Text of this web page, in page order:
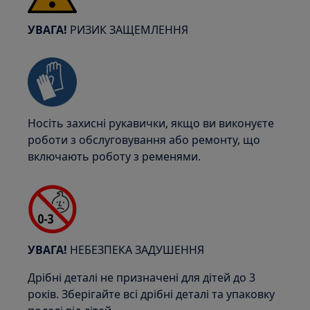
УВАГА! РИЗИК ЗАЩЕМЛЕННЯ
Носіть захисні рукавички, якщо ви виконуєте
роботи з обслуговування або ремонту, що
включають роботу з ременями.
УВАГА! НЕБЕЗПЕКА ЗАДУШЕННЯ
Дрібні деталі не призначені для дітей до 3
років. Зберігайте всі дрібні деталі та упаковку